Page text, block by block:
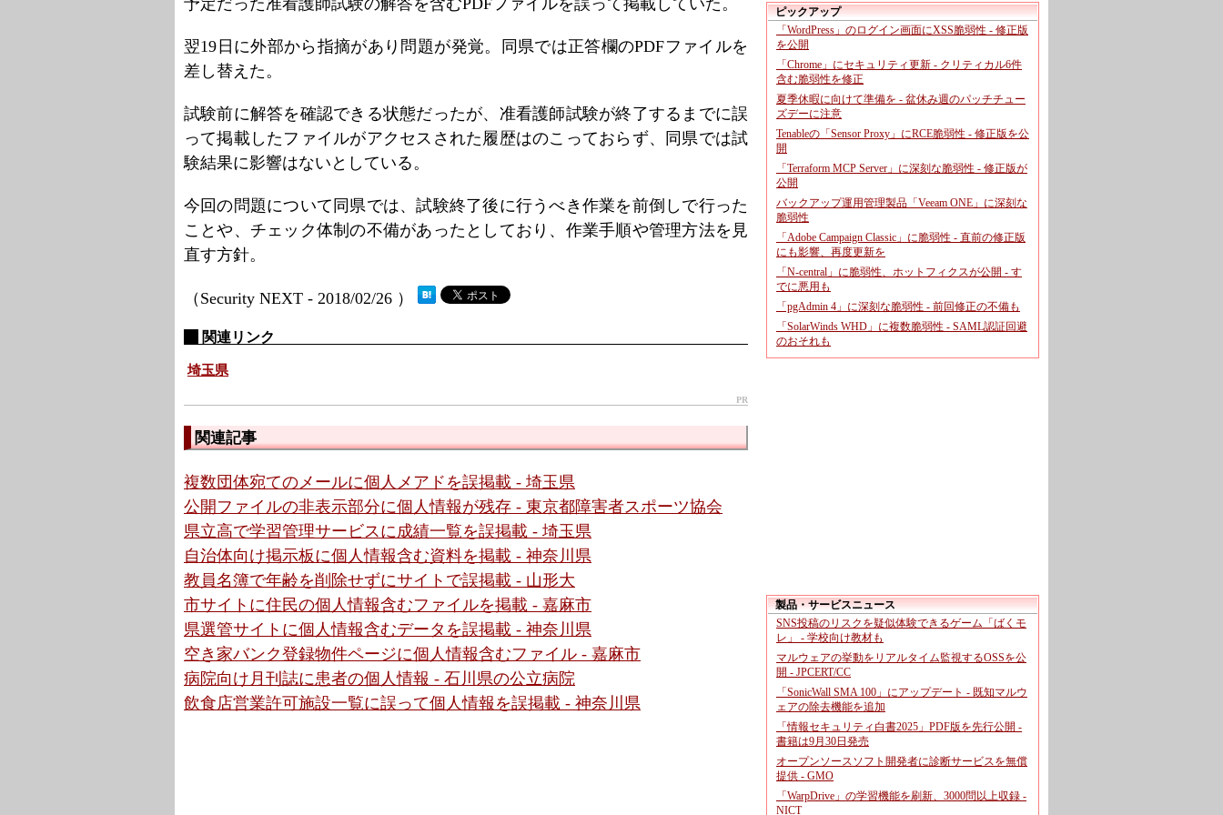
予定だった准看護師試験の解答を含むPDFファイルを誤って掲載していた。
翌19日に外部から指摘があり問題が発覚。同県では正答欄のPDFファイルを
差し替えた。
試験前に解答を確認できる状態だったが、准看護師試験が終了するまでに誤
って掲載したファイルがアクセスされた履歴はのこっておらず、同県では試
験結果に影響はないとしている。
今回の問題について同県では、試験終了後に行うべき作業を前倒しで行った
ことや、チェック体制の不備があったとしており、作業手順や管理方法を見
直す方針。
（Security NEXT - 2018/02/26 ）
関連リンク
埼玉県
PR
関連記事
複数団体宛てのメールに個人メアドを誤掲載 - 埼玉県
公開ファイルの非表示部分に個人情報が残存 - 東京都障害者スポーツ協会
県立高で学習管理サービスに成績一覧を誤掲載 - 埼玉県
自治体向け掲示板に個人情報含む資料を掲載 - 神奈川県
教員名簿で年齢を削除せずにサイトで誤掲載 - 山形大
市サイトに住民の個人情報含むファイルを掲載 - 嘉麻市
県選管サイトに個人情報含むデータを誤掲載 - 神奈川県
空き家バンク登録物件ページに個人情報含むファイル - 嘉麻市
病院向け月刊誌に患者の個人情報 - 石川県の公立病院
飲食店営業許可施設一覧に誤って個人情報を誤掲載 - 神奈川県
ピックアップ
「WordPress」のログイン画面にXSS脆弱性 - 修正版
を公開
「Chrome」にセキュリティ更新 - クリティカル6件
含む脆弱性を修正
夏季休暇に向けて準備を - 盆休み週のパッチチュー
ズデーに注意
Tenableの「Sensor Proxy」にRCE脆弱性 - 修正版を公
開
「Terraform MCP Server」に深刻な脆弱性 - 修正版が
公開
バックアップ運用管理製品「Veeam ONE」に深刻な
脆弱性
「Adobe Campaign Classic」に脆弱性 - 直前の修正版
にも影響、再度更新を
「N-central」に脆弱性、ホットフィクスが公開 - す
でに悪用も
「pgAdmin 4」に深刻な脆弱性 - 前回修正の不備も
「SolarWinds WHD」に複数脆弱性 - SAML認証回避
のおそれも
製品・サービスニュース
SNS投稿のリスクを疑似体験できるゲーム「ばくモ
レ」 - 学校向け教材も
マルウェアの挙動をリアルタイム監視するOSSを公
開 - JPCERT/CC
「SonicWall SMA 100」にアップデート - 既知マルウ
ェアの除去機能を追加
「情報セキュリティ白書2025」PDF版を先行公開 -
書籍は9月30日発売
オープンソースソフト開発者に診断サービスを無償
提供 - GMO
「WarpDrive」の学習機能を刷新、3000問以上収録 -
NICT